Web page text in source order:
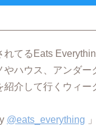
れてるEats
やハウス、アンダー
紹介して行くウィー
@eats_everything 」